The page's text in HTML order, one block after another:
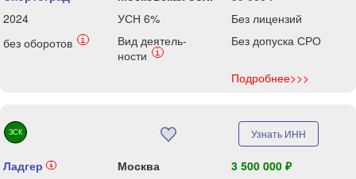
2024
УСН 6%
Без лицензий
без оборотов
i
Вид деятель-
ности
i
Без допуска СРО
Подробнее>>>
ЗСК Узнать ИНН
Ладгер i Москва
3 500 000 ₽